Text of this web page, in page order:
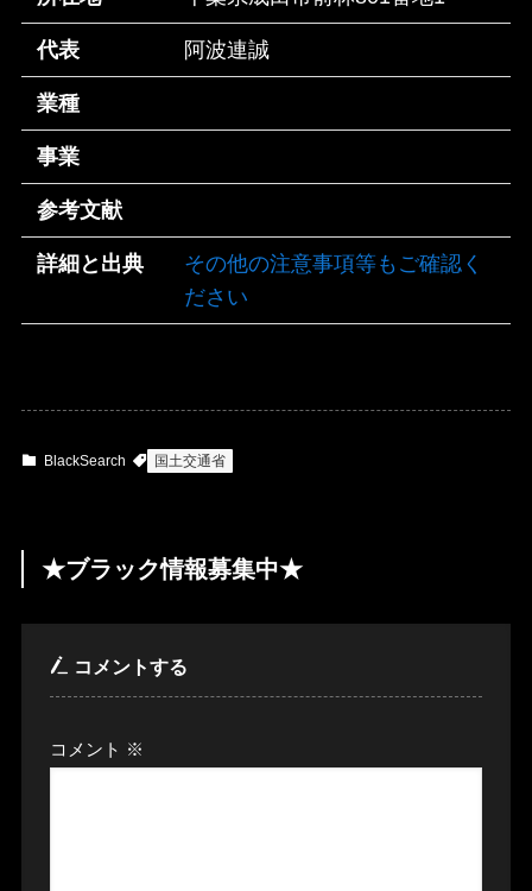
代表 阿波連誠
業種
事業
参考文献
詳細と出典
その他の注意事項等もご確認く
ださい
BlackSearch 国土交通省
★ブラック情報募集中★
コメントする
コメント ※